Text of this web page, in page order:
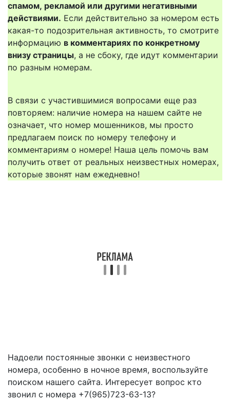
спамом, рекламой или другими негативными
действиями. Если действительно за номером есть
какая-то подозрительная активность, то смотрите
информацию в комментариях по конкретному
внизу страницы, а не сбоку, где идут комментарии
по разным номерам.
В связи с участившимися вопросами еще раз
повторяем: наличие номера на нашем сайте не
означает, что номер мошенников, мы просто
предлагаем поиск по номеру телефону и
комментариям о номере! Наша цель помочь вам
получить ответ от реальных неизвестных номерах,
которые звонят нам ежедневно!
Надоели постоянные звонки с неизвестного
номера, особенно в ночное время, воспользуйте
поиском нашего сайта. Интересует вопрос кто
звонил с номера +7(965)723-63-13?